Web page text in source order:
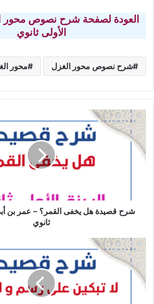
العودة لصفحة شرح نصوص محور
الأولى ثانوي
شرح نصوص محور الغزل محور
شرح
قصيدة
هل
يخفى
القمر؟
ربيعة
ثانوي
شرح قصيدة هل يخفى القمر؟ – عمر بن
ثانوي
شرح
قصيدة
لا
تبكين
على